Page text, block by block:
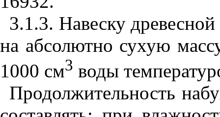
3.1.3. Навеску
на абсолютно сухую
1000 см3 воды
Продолжительность